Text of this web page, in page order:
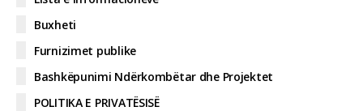
Buxheti
Furnizimet publike
Bashkëpunimi Ndërkombëtar dhe Projektet
POLITIKA E PRIVATËSISË